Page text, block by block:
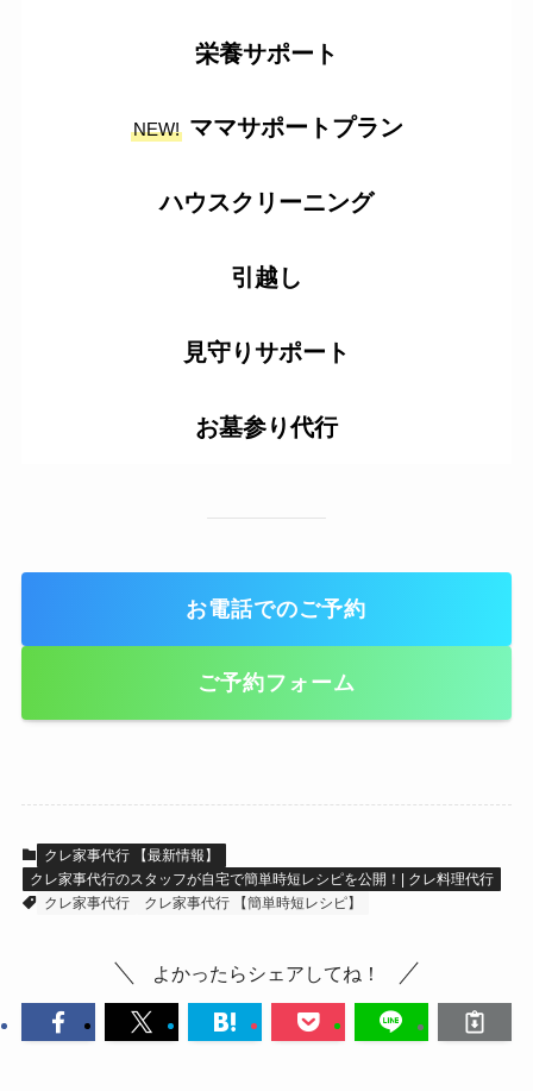
栄養サポート
NEW!ママサポートプラン
ハウスクリーニング
引越し
見守りサポート
お墓参り代行
お電話でのご予約
ご予約フォーム
クレ家事代行 【最新情報】
クレ家事代行のスタッフが自宅で簡単時短レシピを公開！| クレ料理代行
クレ家事代行
クレ家事代行 【簡単時短レシピ】
よかったらシェアしてね！